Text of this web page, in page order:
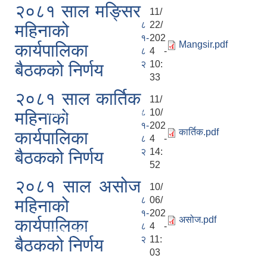
(Proactive Disclosure)
इल्दीखोलाको ढुङ्गा, गिट्टी तथा बालुवा उत्खनन गर्ने सम्बन्धी प्रारम्भिक वातावरणीय
२०८१ साल मङ्सिर
महिनाको
कार्यपालिका
बैठकको निर्णय
८
१-
८
२
11/
22/
202
4 -
10:
33
Mangsir.pdf
२०८१ साल कार्तिक
महिनाको
कार्यपालिका
बैठकको निर्णय
८
१-
८
२
11/
10/
202
4 -
14:
52
कार्तिक.pdf
२०८१ साल असोज
महिनाको
कार्यपालिका
बैठकको निर्णय
८
१-
८
२
10/
06/
202
4 -
11:
03
असोज.pdf